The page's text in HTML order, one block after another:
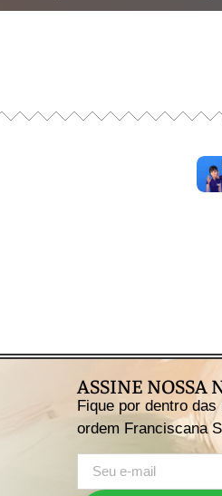
ASSINE NOSSA
Fique por dentro
ordem Franciscana